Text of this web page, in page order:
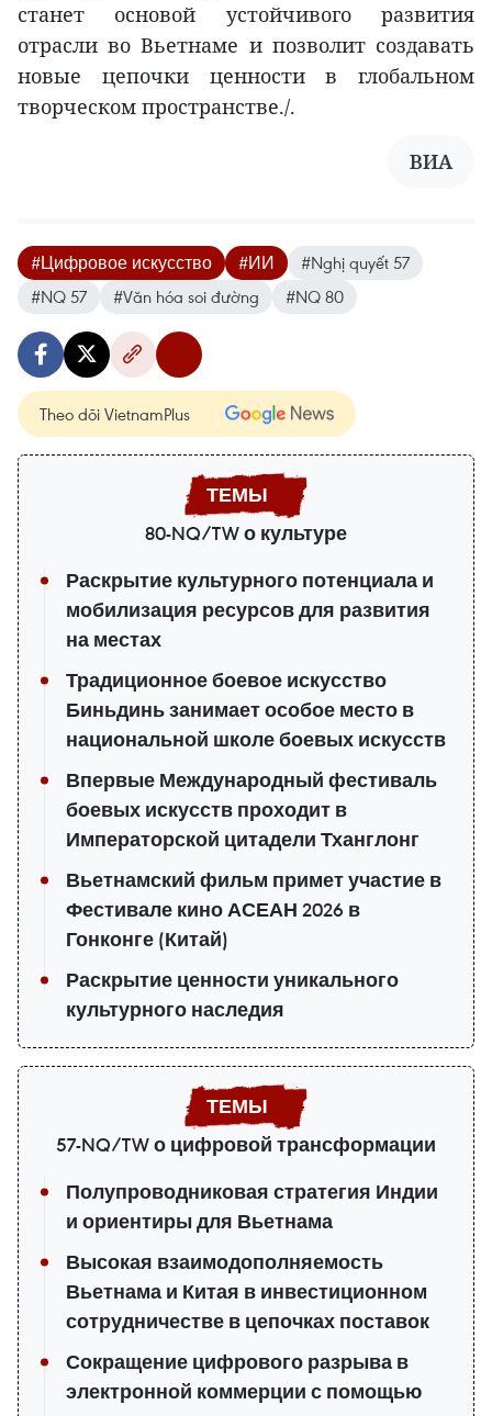
станет основой устойчивого развития
отрасли во Вьетнаме и позволит создавать
новые цепочки ценности в глобальном
творческом пространстве./.
ВИА
#Цифровое искусство #ИИ
#Nghị quyết 57
#NQ 57
#Văn hóa soi đường #NQ 80
Theo dõi VietnamPlus
80-NQ/TW о культуре
Раскрытие культурного потенциала и
мобилизация ресурсов для развития
на местах
Традиционное боевое искусство
Биньдинь занимает особое место в
национальной школе боевых искусств
Впервые Международный фестиваль
боевых искусств проходит в
Императорской цитадели Тханглонг
Вьетнамский фильм примет участие в
Фестивале кино АСЕАН 2026 в
Гонконге (Китай)
Раскрытие ценности уникального
культурного наследия
57-NQ/TW о цифровой трансформации
Полупроводниковая стратегия Индии
и ориентиры для Вьетнама
Высокая взаимодополняемость
Вьетнама и Китая в инвестиционном
сотрудничестве в цепочках поставок
Сокращение цифрового разрыва в
электронной коммерции с помощью